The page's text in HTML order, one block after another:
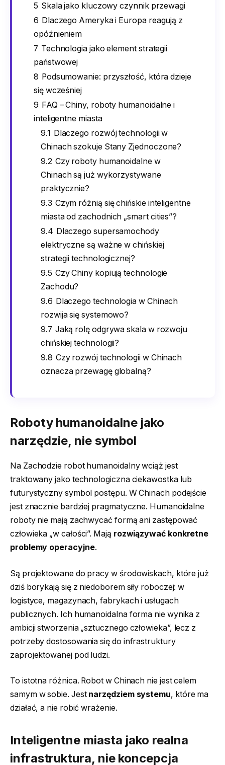
5 Skala jako kluczowy czynnik przewagi
6 Dlaczego Ameryka i Europa reagują z
opóźnieniem
7 Technologia jako element strategii
państwowej
8 Podsumowanie: przyszłość, która dzieje
się wcześniej
9 FAQ – Chiny, roboty humanoidalne i
inteligentne miasta
9.1 Dlaczego rozwój technologii w
Chinach szokuje Stany Zjednoczone?
9.2 Czy roboty humanoidalne w
Chinach są już wykorzystywane
praktycznie?
9.3 Czym różnią się chińskie inteligentne
miasta od zachodnich „smart cities”?
9.4 Dlaczego supersamochody
elektryczne są ważne w chińskiej
strategii technologicznej?
9.5 Czy Chiny kopiują technologie
Zachodu?
9.6 Dlaczego technologia w Chinach
rozwija się systemowo?
9.7 Jaką rolę odgrywa skala w rozwoju
chińskiej technologii?
9.8 Czy rozwój technologii w Chinach
oznacza przewagę globalną?
Roboty humanoidalne jako
narzędzie, nie symbol
Na Zachodzie robot humanoidalny wciąż jest
traktowany jako technologiczna ciekawostka lub
futurystyczny symbol postępu. W Chinach podejście
jest znacznie bardziej pragmatyczne. Humanoidalne
roboty nie mają zachwycać formą ani zastępować
człowieka „w całości”. Mają rozwiązywać konkretne
problemy operacyjne.
Są projektowane do pracy w środowiskach, które już
dziś borykają się z niedoborem siły roboczej: w
logistyce, magazynach, fabrykach i usługach
publicznych. Ich humanoidalna forma nie wynika z
ambicji stworzenia „sztucznego człowieka”, lecz z
potrzeby dostosowania się do infrastruktury
zaprojektowanej pod ludzi.
To istotna różnica. Robot w Chinach nie jest celem
samym w sobie. Jest narzędziem systemu, które ma
działać, a nie robić wrażenie.
Inteligentne miasta jako realna
infrastruktura, nie koncepcja